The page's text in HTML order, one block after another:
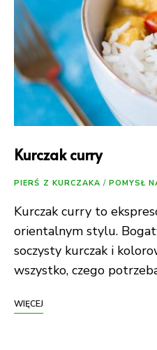
Kurczak curry
PIERŚ Z KURCZAKA / POMYSŁ
Kurczak curry to
orientalnym stylu.
soczysty kurczak i
wszystko, czego
WIĘCEJ